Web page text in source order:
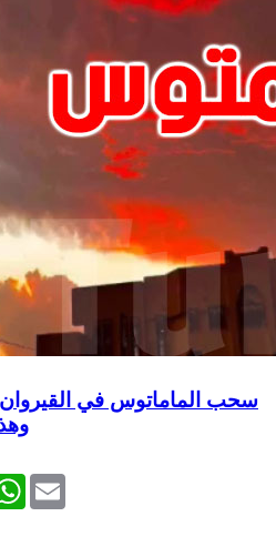
سحب الماماتوس في
WhatsApp